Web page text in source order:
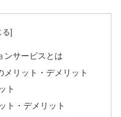
ンサービスとは
メリット・デメリット
ト
ト・デメリット